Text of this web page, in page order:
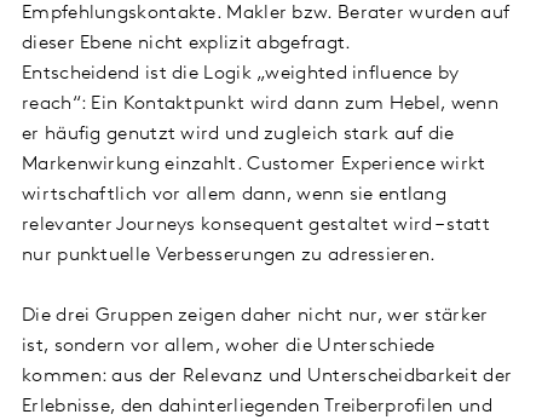
Empfehlungskontakte. Makler bzw. Berater wurden auf
dieser Ebene nicht explizit abgefragt.
Entscheidend ist die Logik „weighted influence by
reach“: Ein Kontaktpunkt wird dann zum Hebel, wenn
er häufig genutzt wird und zugleich stark auf die
Markenwirkung einzahlt. Customer Experience wirkt
wirtschaftlich vor allem dann, wenn sie entlang
relevanter Journeys konsequent gestaltet wird – statt
nur punktuelle Verbesserungen zu adressieren.
Die drei Gruppen zeigen daher nicht nur, wer stärker
ist, sondern vor allem, woher die Unterschiede
kommen: aus der Relevanz und Unterscheidbarkeit der
Erlebnisse, den dahinterliegenden Treiberprofilen und